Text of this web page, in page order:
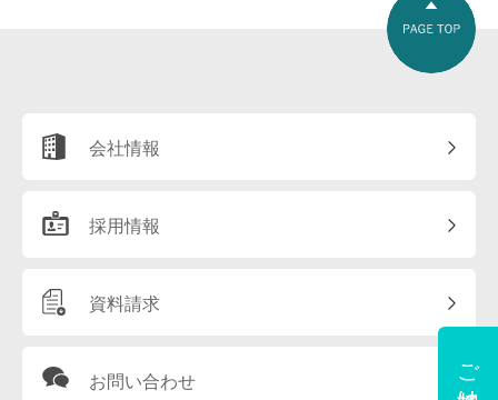
会社情報
採用情報
資料請求
お問い合わせ